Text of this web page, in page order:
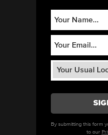
By submitting this form
to our